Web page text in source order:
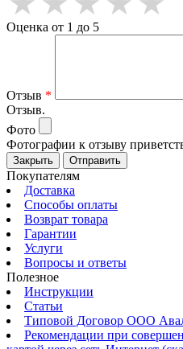
Оценка от 1 до 5
Отзыв *
Отзыв.
Фото
Фотографии к отзыву
Закрыть Отправить
Покупателям
Доставка
Способы оплаты
Возврат товара
Гарантии
Услуги
Вопросы и ответы
Полезное
Инструкции
Статьи
Типовой Договор ООО
Рекомендации при